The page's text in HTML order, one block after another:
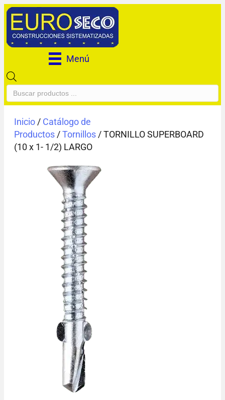
Menú
de
productos
Inicio / Catálogo de
Productos /Tornillos / TORNILLO SUPERBOARD
(10 x 1- 1/2) LARGO